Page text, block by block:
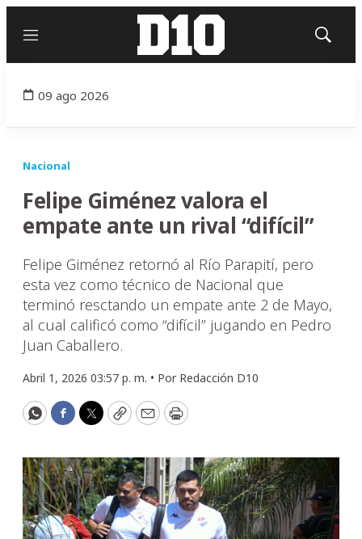
Menú
Mostrar
09 ago 2026
Nacional
Felipe Giménez valora el
empate ante un rival “difícil”
Felipe Giménez retornó al Río Parapití, pero
esta vez como técnico de Nacional que
terminó resctando un empate ante 2 de Mayo,
al cual calificó como “difícil” jugando en Pedro
Juan Caballero.
Abril 1, 2026 03:57 p. m. • Por Redacción D10
WhatsApp
Facebook
Twitter
CopyEmailPrint